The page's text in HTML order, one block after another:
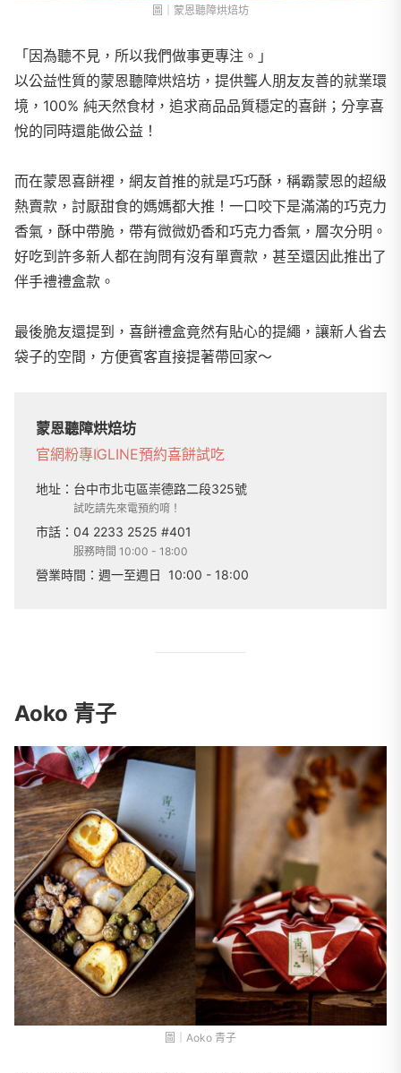
圖｜蒙恩聽障烘焙坊
「因為聽不見，所以我們做事更專注。」
以公益性質的蒙恩聽障烘焙坊，提供聾人朋友友善的就業環
境，100% 純天然食材，追求商品品質穩定的喜餅；分享喜
悅的同時還能做公益！
而在蒙恩喜餅裡，網友首推的就是巧巧酥，稱霸蒙恩的超級
熱賣款，討厭甜食的媽媽都大推！一口咬下是滿滿的巧克力
香氣，酥中帶脆，帶有微微奶香和巧克力香氣，層次分明。
好吃到許多新人都在詢問有沒有單賣款，甚至還因此推出了
伴手禮禮盒款。
最後脆友還提到，喜餅禮盒竟然有貼心的提繩，讓新人省去
袋子的空間，方便賓客直接提著帶回家～
蒙恩聽障烘焙坊
官網粉專IGLINE預約喜餅試吃
地址： 台中市北屯區崇德路二段325號
試吃請先來電預約唷！
市話： 04 2233 2525 #401
服務時間 10:00 - 18:00
營業時間： 週一至週日 10:00 - 18:00
Aoko 青子
圖｜Aoko 青子